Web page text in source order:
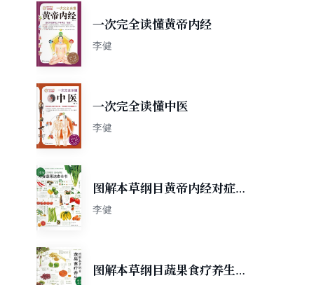
一次完全读懂黄帝内经
李健
一次完全读懂中医
李健
图解本草纲目黄帝内经对症蔬
果速查全书
李健
图解本草纲目蔬果食疗养生速